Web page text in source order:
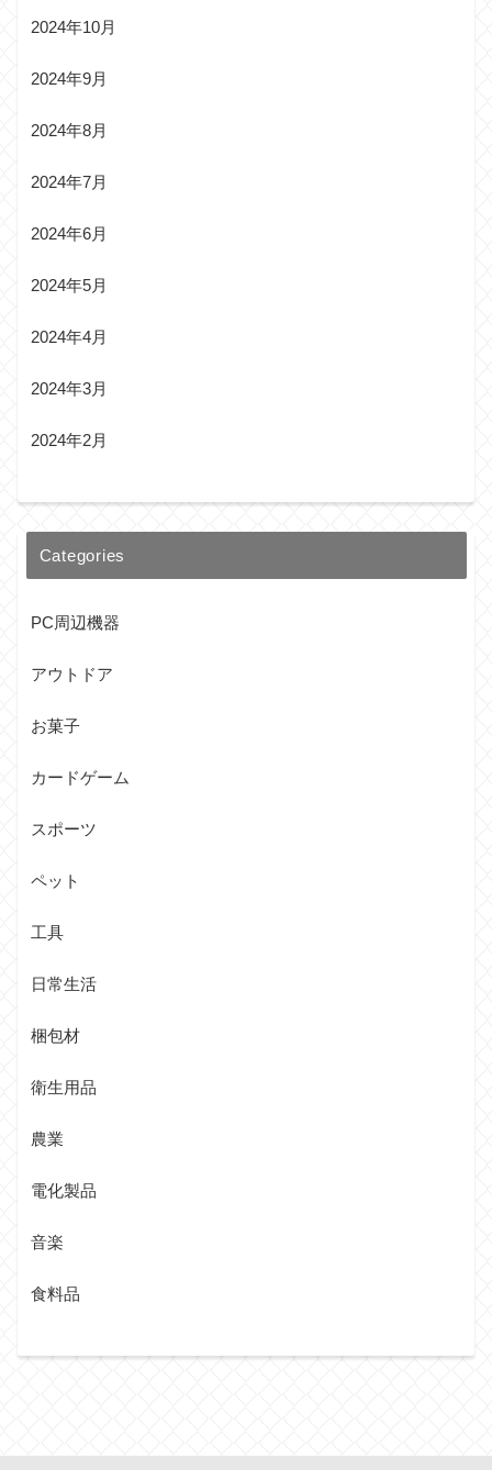
2024年10月
2024年9月
2024年8月
2024年7月
2024年6月
2024年5月
2024年4月
2024年3月
2024年2月
Categories
PC周辺機器
アウトドア
お菓子
カードゲーム
スポーツ
ペット
工具
日常生活
梱包材
衛生用品
農業
電化製品
音楽
食料品